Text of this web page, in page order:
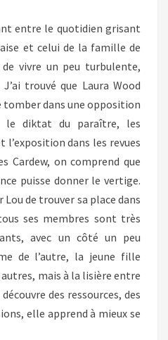
entre le quotidien grisant
et celui de la famille de
vivre un peu turbulente,
trouvé que Laura Wood
tomber dans une opposition
le diktat du paraître, les
dans les revues
Cardew, on comprend que
puisse donner le vertige.
Lou de trouver sa place dans
ses membres sont très
avec un côté un peu
de l’autre, la jeune fille
mais à la lisière entre
des ressources, des
elle apprend à mieux se